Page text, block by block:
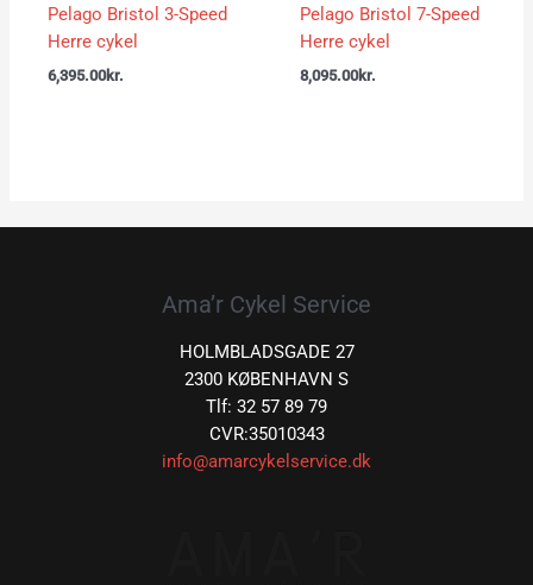
Pelago Bristol 3-Speed
Herre cykel
6,395.00kr.
Pelago Bristol 7-Speed
Herre cykel
8,095.00kr.
Ama’r Cykel Service
HOLMBLADSGADE 27
2300 KØBENHAVN S
Tlf: 32 57 89 79
CVR:35010343
info@amarcykelservice.dk